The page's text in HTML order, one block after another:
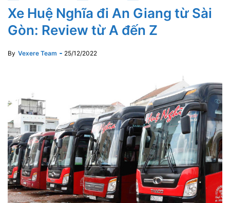
Xe Huệ Nghĩa đi An Giang từ Sài
Gòn: Review từ A đến Z
By Vexere Team 25/12/2022